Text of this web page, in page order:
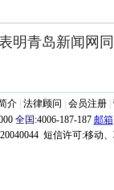
明青岛新闻网